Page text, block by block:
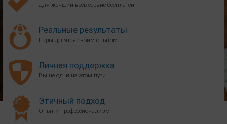
Для женщин весь сервис бесплатен
Реальные результаты
Пары делятся своим опытом
Личная поддержка
Вы не одни на этом пути
Этичный подход
Опыт и профессионализм